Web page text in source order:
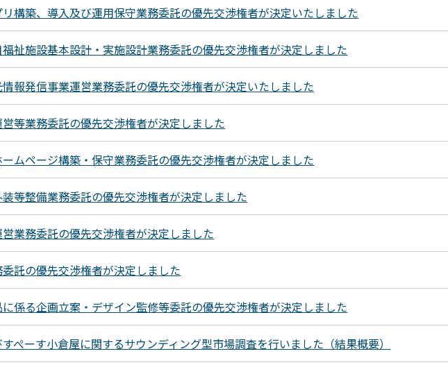
構築、導入及び運用保守業務委託の優先交渉権者が決定いたしました
福祉施設基本設計・実施設計業務委託の優先交渉権者が決定しました
報発信事業運営業務委託の優先交渉権者が決定いたしました
等業務委託の優先交渉権者が決定しました
ムページ構築・保守業務委託の優先交渉権者が決定しました
等整備業務委託の優先交渉権者が決定しました
業務委託の優先交渉権者が決定しました
託の優先交渉権者が決定しました
係る企画立案・デザイン監修等委託の優先交渉権者が決定しました
ぺーす小倉屋に関するサウンディング型市場調査を行いました（結果概要）